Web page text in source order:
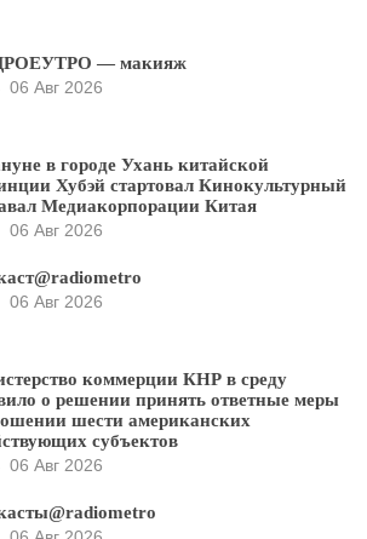
— макияж
06 Авг 2026
в городе Ухань китайской
Хубэй стартовал Кинокультурный
Медиакорпорации Китая
06 Авг 2026
06 Авг 2026
коммерции КНР в среду
о решении принять ответные меры
шести американских
субъектов
06 Авг 2026